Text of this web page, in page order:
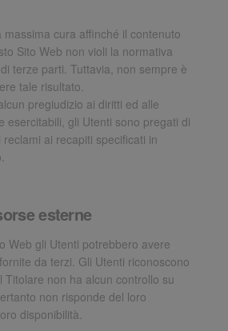
cura affinché il contenuto
Sito Web non violi la normativa
terze parti. Tuttavia, non sempre è
tale risultato.
pregiudizio ai diritti ed alle
esercitabili, gli Utenti sono pregati di
ai recapiti specificati in
esterne
Web gli Utenti potrebbero avere
da terzi. Gli Utenti riconoscono
Titolare non ha alcun controllo su
non risponde del loro
disponibilità.